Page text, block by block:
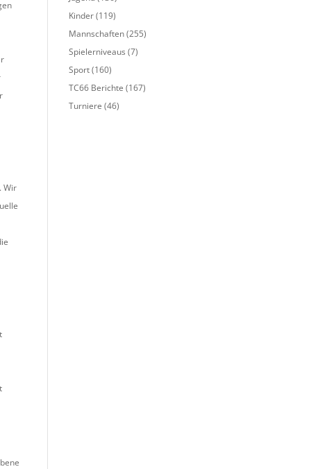
Wir
Kinder(119)
Mannschaften(255)
Spielerniveaus (7)
Sport(160)
TC66 Berichte (167)
Turniere (46)